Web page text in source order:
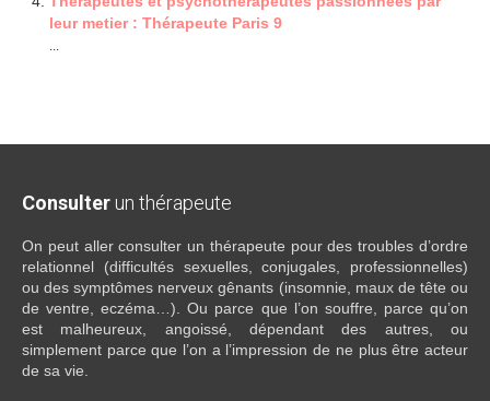
leur metier : Thérapeute Paris 9
...
Consulter un thérapeute
On peut aller consulter un thérapeute pour des troubles d’ordre
relationnel (difficultés sexuelles, conjugales, professionnelles)
ou des symptômes nerveux gênants (insomnie, maux de tête ou
de ventre, eczéma…). Ou parce que l’on souffre, parce qu’on
est malheureux, angoissé, dépendant des autres, ou
simplement parce que l’on a l’impression de ne plus être acteur
de sa vie.